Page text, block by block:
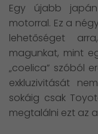
Egy újabb
motorral. Ez a
lehetőséget
magunkat, mint
„coelica” szóból
exkluzivitását
sokáig csak
megtalálni ezt az